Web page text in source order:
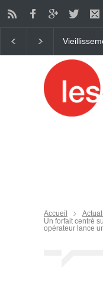
Vieillissement :
Accueil
Un forfait centré
opérateur lance